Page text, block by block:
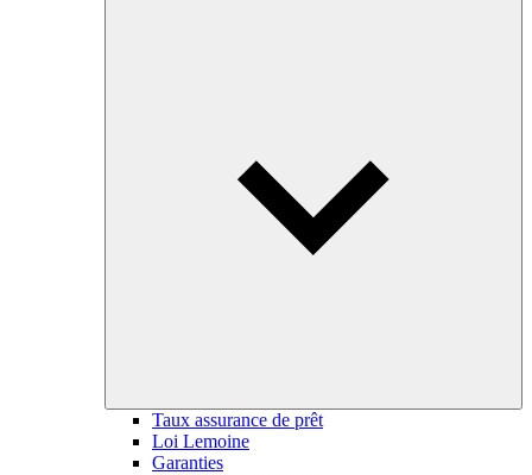
Taux assurance de prêt
Loi Lemoine
Garanties